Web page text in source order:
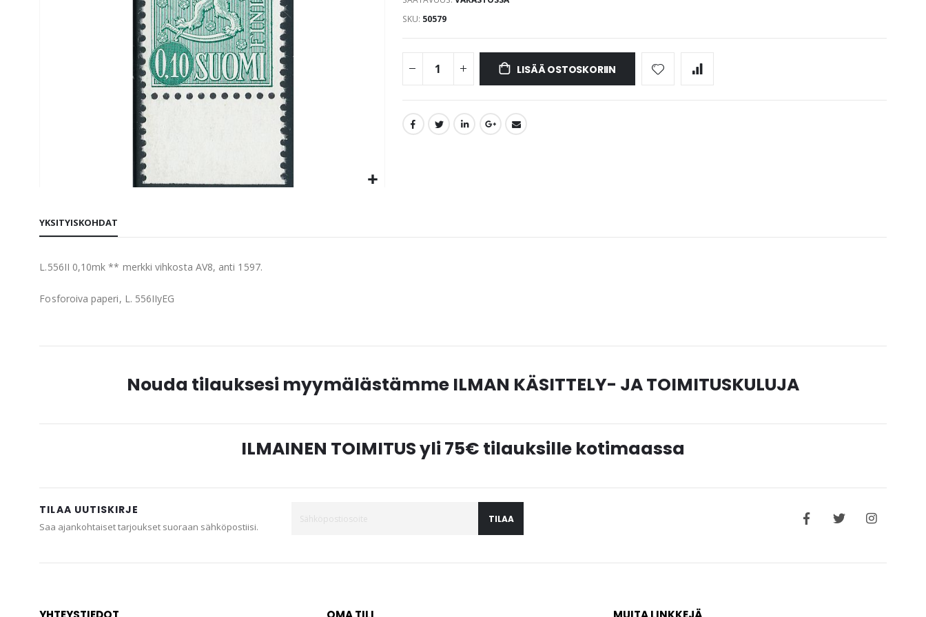
the
of
images
SKU 50579
LISÄÄ OSTOSKORIIN
YKSITYISKOHDAT
L.556II 0,10mk ** merkki vihkosta AV8, anti 1597.
Fosforoiva paperi, L. 556IIyEG
Nouda tilauksesi myymälästämme ILMAN KÄSITTELY- JA TOIMITUSKULUJA
ILMAINEN TOIMITUS yli 75€ tilauksille kotimaassa
TILAA UUTISKIRJE
Saa ajankohtaiset tarjoukset suoraan sähköpostiisi.
TILAA